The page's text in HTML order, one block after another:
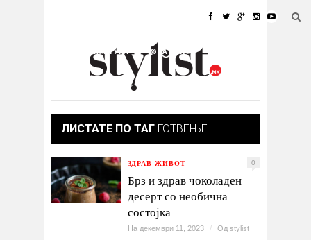
УБАВИНА
КУЛТУРА @РАБОТА
ИЗЛОГ
ЛИСТАТЕ ПО ТАГ ГОТВЕЊЕ
ЗДРАВ ЖИВОТ 0
Брз и здрав чоколаден
десерт со необична
состојка
На декември 11, 2023 / Од stylist